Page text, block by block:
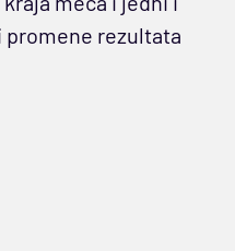
promene rezultata